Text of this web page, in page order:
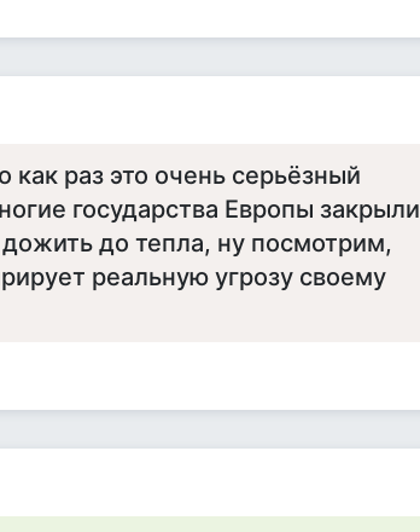
раз это очень серьёзный
государства Европы закрыли
до тепла, ну посмотрим,
реальную угрозу своему